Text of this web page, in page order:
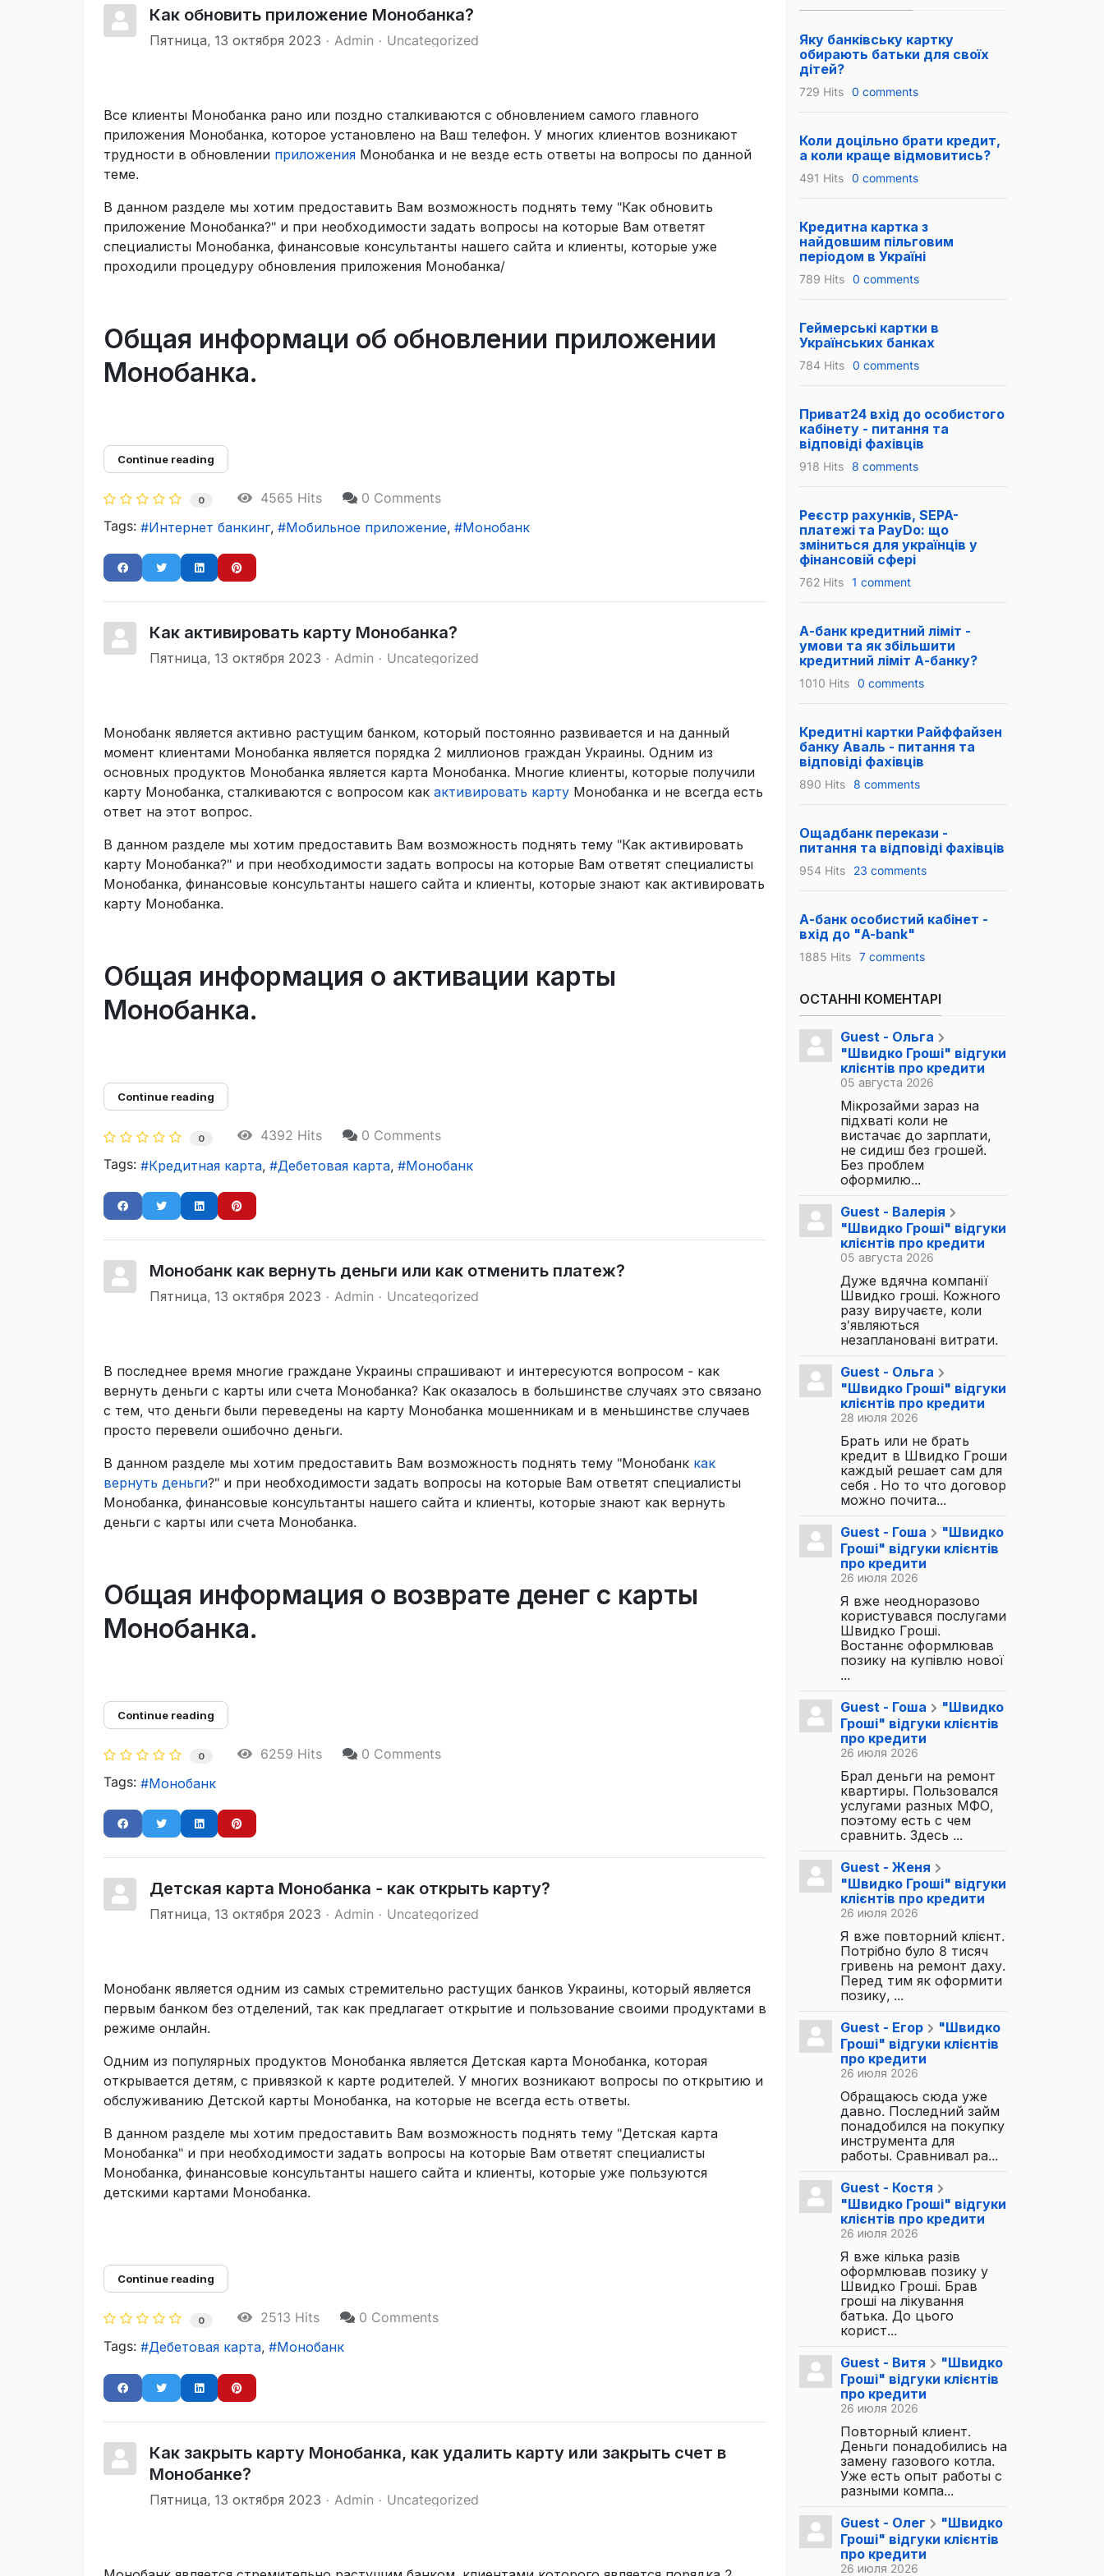
Как обновить приложение Монобанка?
Пятница, 13 октября 2023 Admin Uncategorized
Все клиенты Монобанка рано или поздно сталкиваются с обновлением самого главного
приложения Монобанка, которое установлено на Ваш телефон. У многих клиентов возникают
трудности в обновлении приложения Монобанка и не везде есть ответы на вопросы по данной
теме.
В данном разделе мы хотим предоставить Вам возможность поднять тему "Как обновить
приложение Монобанка?" и при необходимости задать вопросы на которые Вам ответят
специалисты Монобанка, финансовые консультанты нашего сайта и клиенты, которые уже
проходили процедуру обновления приложения Монобанка/
Общая информаци об обновлении приложении
Монобанка.
Continue reading
0 4565 Hits
0 Comments
Tags:
Интернет банкинг Мобильное приложение Монобанк
Как активировать карту Монобанка?
Пятница, 13 октября 2023 Admin Uncategorized
Монобанк является активно растущим банком, который постоянно развивается и на данный
момент клиентами Монобанка является порядка 2 миллионов граждан Украины. Одним из
основных продуктов Монобанка является карта Монобанка. Многие клиенты, которые получили
карту Монобанка, сталкиваются с вопросом как активировать карту Монобанка и не всегда есть
ответ на этот вопрос.
В данном разделе мы хотим предоставить Вам возможность поднять тему "Как активировать
карту Монобанка?" и при необходимости задать вопросы на которые Вам ответят специалисты
Монобанка, финансовые консультанты нашего сайта и клиенты, которые знают как активировать
карту Монобанка.
Общая информация о активации карты
Монобанка.
Continue reading
0 4392 Hits
0 Comments
Tags:
Кредитная карта Дебетовая карта Монобанк
Монобанк как вернуть деньги или как отменить платеж?
Пятница, 13 октября 2023 Admin Uncategorized
В последнее время многие граждане Украины спрашивают и интересуются вопросом - как
вернуть деньги с карты или счета Монобанка? Как оказалось в большинстве случаях это связано
с тем, что деньги были переведены на карту Монобанка мошенникам и в меньшинстве случаев
просто перевели ошибочно деньги.
В данном разделе мы хотим предоставить Вам возможность поднять тему "Монобанк как
вернуть деньги?" и при необходимости задать вопросы на которые Вам ответят специалисты
Монобанка, финансовые консультанты нашего сайта и клиенты, которые знают как вернуть
деньги с карты или счета Монобанка.
Общая информация о возврате денег с карты
Монобанка.
Continue reading
0 6259 Hits
0 Comments
Tags:
Монобанк
Детская карта Монобанка - как открыть карту?
Пятница, 13 октября 2023 Admin Uncategorized
Монобанк является одним из самых стремительно растущих банков Украины, который является
первым банком без отделений, так как предлагает открытие и пользование своими продуктами в
режиме онлайн.
Одним из популярных продуктов Монобанка является Детская карта Монобанка, которая
открывается детям, с привязкой к карте родителей. У многих возникают вопросы по открытию и
обслуживанию Детской карты Монобанка, на которые не всегда есть ответы.
В данном разделе мы хотим предоставить Вам возможность поднять тему "Детская карта
Монобанка" и при необходимости задать вопросы на которые Вам ответят специалисты
Монобанка, финансовые консультанты нашего сайта и клиенты, которые уже пользуются
детскими картами Монобанка.
Continue reading
0 2513 Hits
0 Comments
Tags:
Дебетовая карта Монобанк
Как закрыть карту Монобанка, как удалить карту или закрыть счет в
Монобанке?
Пятница, 13 октября 2023 Admin Uncategorized
Яку банківську картку
обирають батьки для своїх
дітей?
729 Hits 0 comments
Коли доцільно брати кредит,
а коли краще відмовитись?
491 Hits 0 comments
Кредитна картка з
найдовшим пільговим
періодом в Україні
789 Hits 0 comments
Геймерські картки в
Українських банках
784 Hits 0 comments
Приват24 вхід до особистого
кабінету - питання та
відповіді фахівців
918 Hits 8 comments
Реєстр рахунків, SEPA-
платежі та PayDo: що
зміниться для українців у
фінансовій сфері
762 Hits 1 comment
А-банк кредитний ліміт -
умови та як збільшити
кредитний ліміт А-банку?
1010 Hits 0 comments
Кредитні картки Райффайзен
банку Аваль - питання та
відповіді фахівців
890 Hits 8 comments
Ощадбанк перекази -
питання та відповіді фахівців
954 Hits 23 comments
А-банк особистий кабінет -
вхід до "A-bank"
1885 Hits 7 comments
ОСТАННІ КОМЕНТАРІ
Guest - Ольга
"Швидко Гроші" відгуки
клієнтів про кредити
05 августа 2026
Мікрозайми зараз на
підхваті коли не
вистачає до зарплати,
не сидиш без грошей.
Без проблем
оформилю...
Guest - Валерія
"Швидко Гроші" відгуки
клієнтів про кредити
05 августа 2026
Дуже вдячна компанії
Швидко гроші. Кожного
разу виручаєте, коли
з'являються
незаплановані витрати.
Guest - Ольга
"Швидко Гроші" відгуки
клієнтів про кредити
28 июля 2026
Брать или не брать
кредит в Швидко Гроши
каждый решает сам для
себя . Но то что договор
можно почита...
Guest - Гоша
"Швидко
Гроші" відгуки клієнтів
про кредити
26 июля 2026
Я вже неодноразово
користувався послугами
Швидко Гроші.
Востаннє оформлював
позику на купівлю нової
...
Guest - Гоша
"Швидко
Гроші" відгуки клієнтів
про кредити
26 июля 2026
Брал деньги на ремонт
квартиры. Пользовался
услугами разных МФО,
поэтому есть с чем
сравнить. Здесь ...
Guest - Женя
"Швидко Гроші" відгуки
клієнтів про кредити
26 июля 2026
Я вже повторний клієнт.
Потрібно було 8 тисяч
гривень на ремонт даху.
Перед тим як оформити
позику, ...
Guest - Егор
"Швидко
Гроші" відгуки клієнтів
про кредити
26 июля 2026
Обращаюсь сюда уже
давно. Последний займ
понадобился на покупку
инструмента для
работы. Сравнивал ра...
Guest - Костя
"Швидко Гроші" відгуки
клієнтів про кредити
26 июля 2026
Я вже кілька разів
оформлював позику у
Швидко Гроші. Брав
гроші на лікування
батька. До цього
корист...
Guest - Витя
"Швидко
Гроші" відгуки клієнтів
про кредити
26 июля 2026
Повторный клиент.
Деньги понадобились на
замену газового котла.
Уже есть опыт работы с
разными компа...
Guest - Олег
"Швидко
Гроші" відгуки клієнтів
про кредити
26 июля 2026